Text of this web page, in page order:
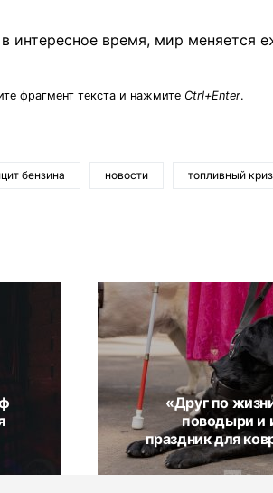
время, мир меняется
фрагмент текста и нажмите Ctrl+Enter.
бензина новости топливный
«Друг по
поводыри и
праздник для